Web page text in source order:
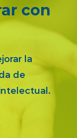
con
la
de